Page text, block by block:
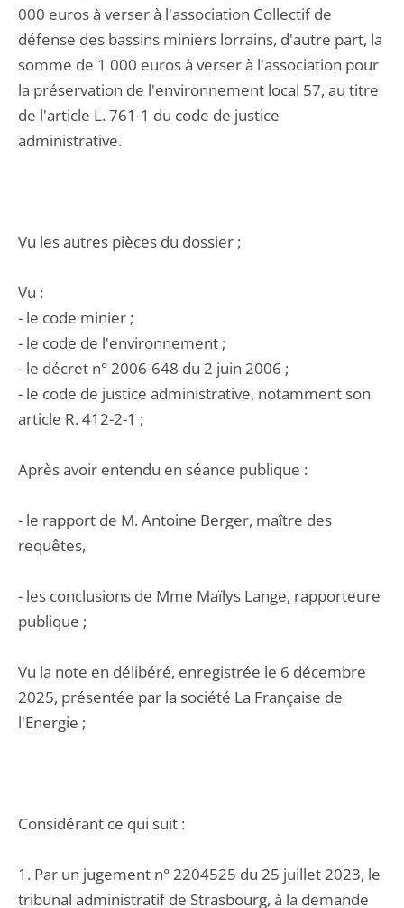
000 euros à verser à l'association Collectif de
défense des bassins miniers lorrains, d'autre part, la
somme de 1 000 euros à verser à l'association pour
la préservation de l'environnement local 57, au titre
de l'article L. 761-1 du code de justice
administrative.
Vu les autres pièces du dossier ;
Vu :
- le code minier ;
- le code de l'environnement ;
- le décret n° 2006-648 du 2 juin 2006 ;
- le code de justice administrative, notamment son
article R. 412-2-1 ;
Après avoir entendu en séance publique :
- le rapport de M. Antoine Berger, maître des
requêtes,
- les conclusions de Mme Maïlys Lange, rapporteure
publique ;
Vu la note en délibéré, enregistrée le 6 décembre
2025, présentée par la société La Française de
l'Energie ;
Considérant ce qui suit :
1. Par un jugement n° 2204525 du 25 juillet 2023, le
tribunal administratif de Strasbourg, à la demande